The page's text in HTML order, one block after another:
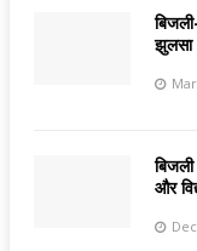
झुलसा
और